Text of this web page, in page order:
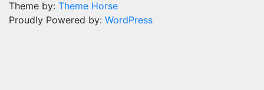
Theme by: Theme Horse
Proudly Powered by: WordPress